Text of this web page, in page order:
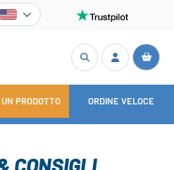
PRODOTTO ORDINE VELOCE
CONSIGLI